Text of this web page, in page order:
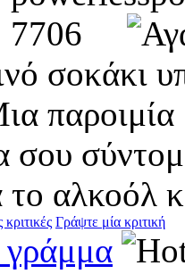
7706
σοκάκι
σου
αλκοόλ
κριτικές Γράψτε μία κριτική
γράμμα